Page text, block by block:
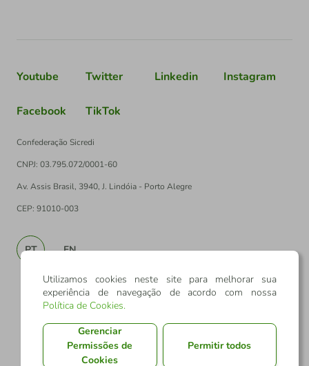
Youtube Twitter Linkedin Instagram
Facebook TikTok
Confederação Sicredi
CNPJ: 03.795.072/0001-60
Av. Assis Brasil, 3940, J. Lindóia - Porto Alegre
CEP: 91010-003
PT EN
Utilizamos cookies neste site para melhorar sua
experiência de navegação de acordo com nossa
Política de Cookies.
Gerenciar
Permissões de
Cookies
Permitir todos